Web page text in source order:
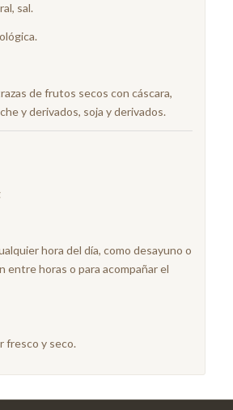
sal.
de frutos secos con cáscara,
y derivados, soja y derivados.
hora del día, como desayuno o
entre horas o para acompañar el
fresco y seco.